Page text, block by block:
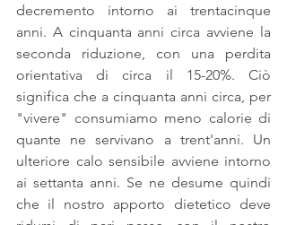
decremento intorno ai trentacinque
anni. A cinquanta anni circa avviene la
seconda riduzione, con una perdita
orientativa di circa il 15-20%. Ciò
significa che a cinquanta anni circa, per
"vivere" consumiamo meno calorie di
quante ne servivano a trent'anni. Un
ulteriore calo sensibile avviene intorno
ai settanta anni. Se ne desume quindi
che il nostro apporto dietetico deve